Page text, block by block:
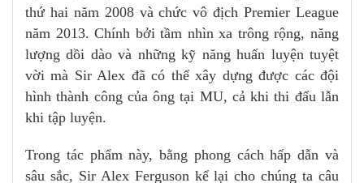
thứ hai năm 2008 và chức vô địch Premier League
năm 2013. Chính bởi tầm nhìn xa trông rộng, năng
lượng dồi dào và những kỹ năng huấn luyện tuyệt
vời mà Sir Alex đã có thể xây dựng được các đội
hình thành công của ông tại MU, cả khi thi đấu lẫn
khi tập luyện.
Trong tác phẩm này, bằng phong cách hấp dẫn và
sâu sắc, Sir Alex Ferguson kể lại cho chúng ta câu